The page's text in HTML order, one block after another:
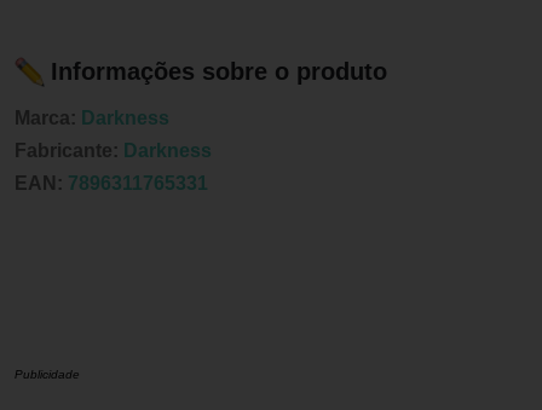
Informações sobre o produto
Marca: Darkness
Fabricante: Darkness
EAN: 7896311765331
Publicidade